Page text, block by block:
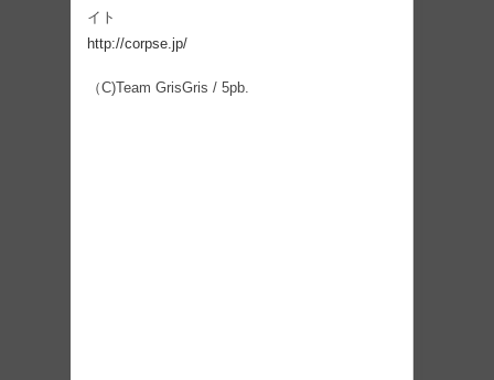
イト
http://corpse.jp/
（C)Team GrisGris / 5pb.